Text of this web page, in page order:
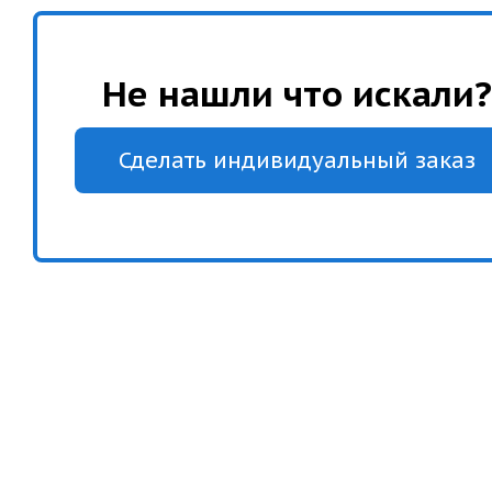
Не нашли что искали?